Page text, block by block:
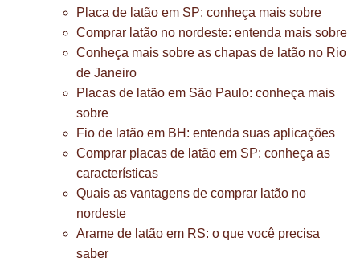
Placa de latão em SP: conheça mais sobre
Comprar latão no nordeste: entenda mais sobre
Conheça mais sobre as chapas de latão no Rio
de Janeiro
Placas de latão em São Paulo: conheça mais
sobre
Fio de latão em BH: entenda suas aplicações
Comprar placas de latão em SP: conheça as
características
Quais as vantagens de comprar latão no
nordeste
Arame de latão em RS: o que você precisa
saber